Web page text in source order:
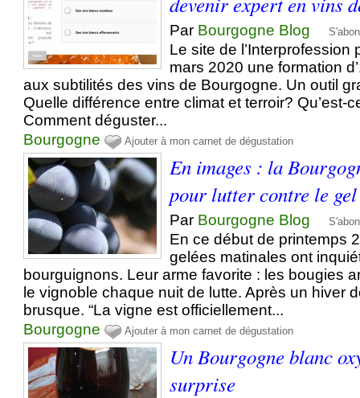
Par Bourgogne Blog
Le site de
mars 2020 une formation
aux subtilités des vins de Bourgogne. Un outil
Quelle différence entre climat et terroir? Qu’est-
Comment déguster...
Bourgogne
Ajouter à mon carnet de dégustation
En images : la
pour lutter contre le gel
Par Bourgogne Blog
En ce début de printemps
gelées matinales ont
bourguignons. Leur arme favorite : les bougies
le vignoble chaque nuit de lutte. Après un hiver
brusque. “La vigne est officiellement...
Bourgogne
Ajouter à mon carnet de dégustation
Un Bourgogne blanc
surprise